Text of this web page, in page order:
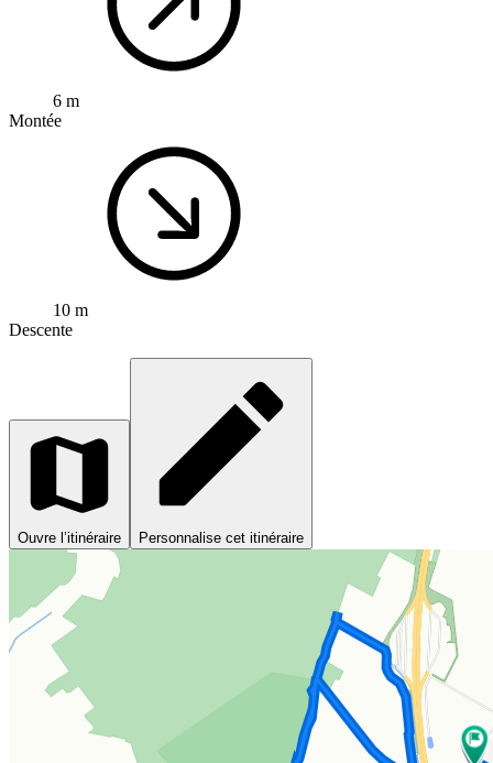
6 m
Montée
10 m
Descente
Ouvre l’itinéraire Personnalise cet itinéraire